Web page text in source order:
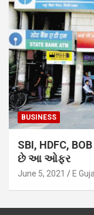
BUSINESS
SBI, HDFC,
છે આ ઓફર
June 5, 2021 E